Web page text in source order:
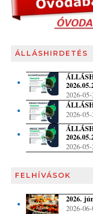
ÁLLÁSHIRDETÉS
2026-
2026-
2026-
FELHÍVÁSOK
2026.
2026-